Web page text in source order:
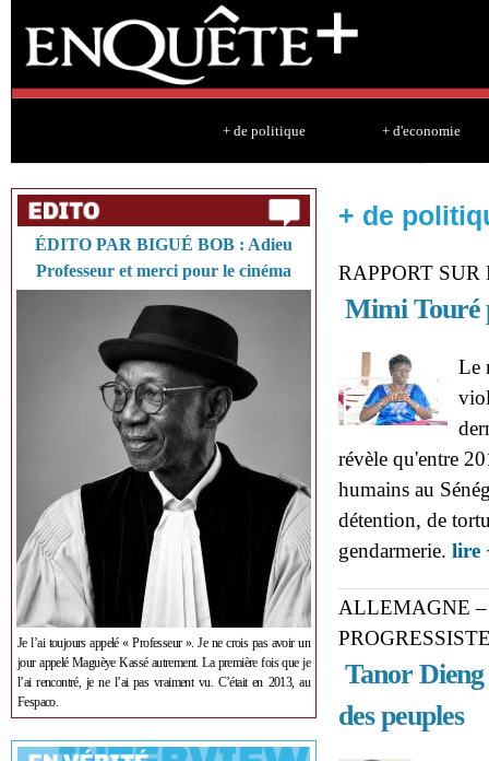
+ de politique + d'economie
ÉDITO PAR BIGUÉ BOB : Adieu
Professeur et merci pour le cinéma
Je l’ai toujours appelé « Professeur ». Je ne crois pas avoir un
jour appelé Maguèye Kassé autrement. La première fois que je
l’ai rencontré, je ne l’ai pas vraiment vu. C’était en 2013, au
Fespaco.
+ de
RAPPORT
Mimi Touré
Le
révèle qu'entre
humains au
détention, de
gendarmerie. lire
ALLEMAGNE
Tanor
des peuples